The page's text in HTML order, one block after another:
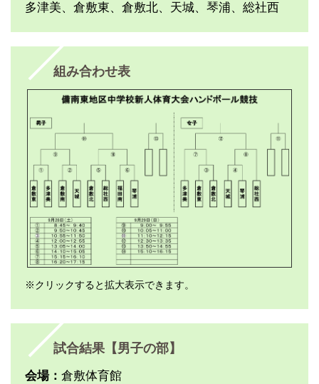
多津美、倉敷東、倉敷北、天城、琴浦、総社西
組み合わせ表
※クリックすると拡大表示できます。
試合結果【男子の部】
会場： 倉敷体育館